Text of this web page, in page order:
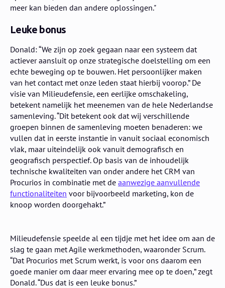
meer kan bieden dan andere oplossingen."
Leuke bonus
Donald: “We zijn op zoek gegaan naar een systeem dat
actiever aansluit op onze strategische doelstelling om een
echte beweging op te bouwen. Het persoonlijker maken
van het contact met onze leden staat hierbij voorop.” De
visie van Milieudefensie, een eerlijke omschakeling,
betekent namelijk het meenemen van de hele Nederlandse
samenleving. “Dit betekent ook dat wij verschillende
groepen binnen de samenleving moeten benaderen: we
vullen dat in eerste instantie in vanuit sociaal economisch
vlak, maar uiteindelijk ook vanuit demografisch en
geografisch perspectief. Op basis van de inhoudelijk
technische kwaliteiten van onder andere het CRM van
Procurios in combinatie met de aanwezige aanvullende
functionaliteiten voor bijvoorbeeld marketing, kon de
knoop worden doorgehakt.”
Milieudefensie speelde al een tijdje met het idee om aan de
slag te gaan met Agile werkmethoden, waaronder Scrum.
“Dat Procurios met Scrum werkt, is voor ons daarom een
goede manier om daar meer ervaring mee op te doen,” zegt
Donald. “Dus dat is een leuke bonus.”